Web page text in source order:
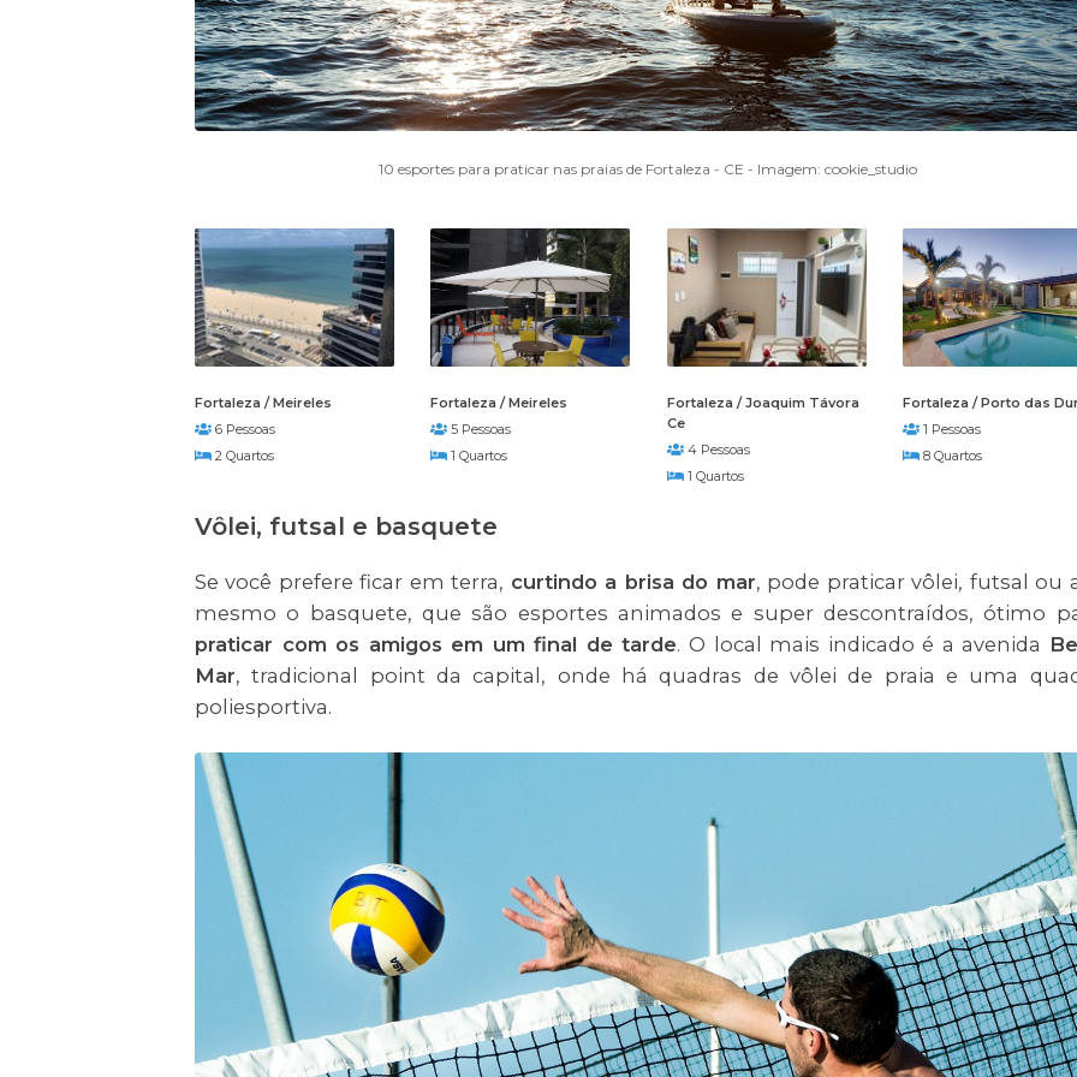
10 esportes para praticar nas praias de Fortaleza - CE - Imagem: cookie_studio
Fortaleza / Meireles
6 Pessoas
2 Quartos
Fortaleza / Meireles
5 Pessoas
1 Quartos
Fortaleza / Joaquim Távora
Ce
4 Pessoas
1 Quartos
Fortaleza / Porto das
1 Pessoas
8 Quartos
Vôlei, futsal e basquete
Se você prefere ficar em terra, curtindo a brisa do mar, pode praticar vôlei, futsal ou
mesmo o basquete, que são esportes animados e super descontraídos, ótimo
praticar com os amigos em um final de tarde. O local mais indicado é a avenida
Mar, tradicional point da capital, onde há quadras de vôlei de praia e uma
poliesportiva.